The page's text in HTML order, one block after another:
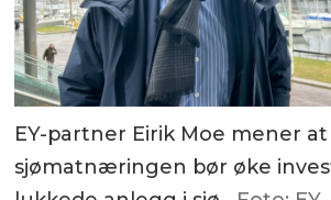
EY-partner Eirik Moe mener at
sjømatnæringen bør øke